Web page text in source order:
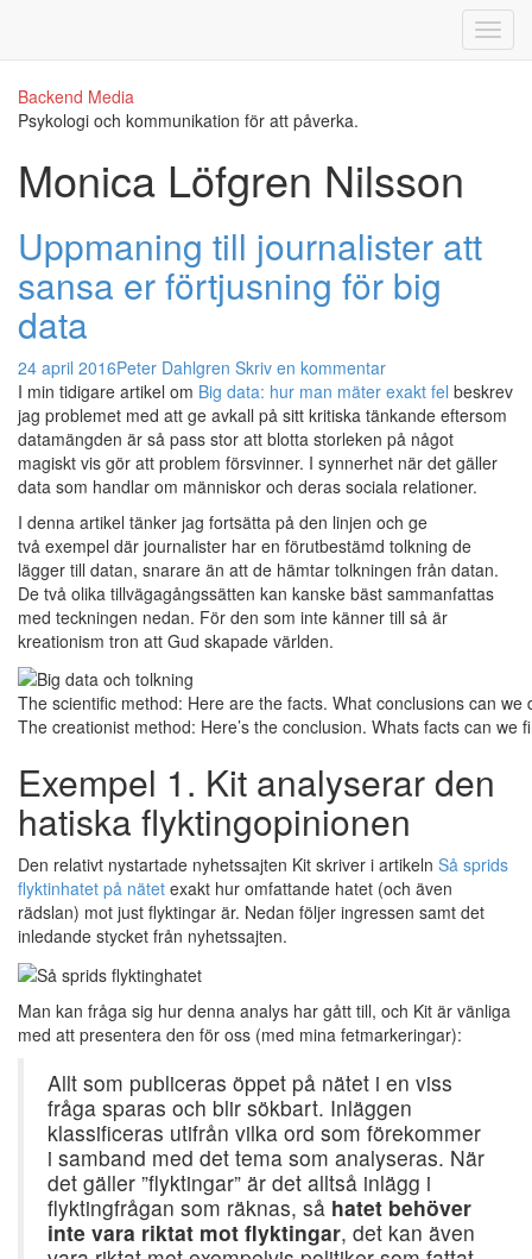
Backend Media
Psykologi och kommunikation för att påverka.
Monica Löfgren Nilsson
Uppmaning till journalister att
sansa er förtjusning för big
data
24 april 2016Peter Dahlgren Skriv en kommentar
I min tidigare artikel om Big data: hur man mäter exakt fel beskrev
jag problemet med att ge avkall på sitt kritiska tänkande eftersom
datamängden är så pass stor att blotta storleken på något
magiskt vis gör att problem försvinner. I synnerhet när det gäller
data som handlar om människor och deras sociala relationer.
I denna artikel tänker jag fortsätta på den linjen och ge
två exempel där journalister har en förutbestämd tolkning de
lägger till datan, snarare än att de hämtar tolkningen från datan.
De två olika tillvägagångssätten kan kanske bäst sammanfattas
med teckningen nedan. För den som inte känner till så är
kreationism tron att Gud skapade världen.
The scientific method: Here are the facts. What conclusions can we
The creationist method: Here’s the conclusion. Whats facts can we
Exempel 1. Kit analyserar den
hatiska flyktingopinionen
Den relativt nystartade nyhetssajten Kit skriver i artikeln Så sprids
flyktinhatet på nätet exakt hur omfattande hatet (och även
rädslan) mot just flyktingar är. Nedan följer ingressen samt det
inledande stycket från nyhetssajten.
Man kan fråga sig hur denna analys har gått till, och Kit är vänliga
med att presentera den för oss (med mina fetmarkeringar):
Allt som publiceras öppet på nätet i en viss
fråga sparas och blir sökbart. Inläggen
klassificeras utifrån vilka ord som förekommer
i samband med det tema som analyseras. När
det gäller ”flyktingar” är det alltså inlägg i
flyktingfrågan som räknas, så hatet behöver
inte vara riktat mot flyktingar, det kan även